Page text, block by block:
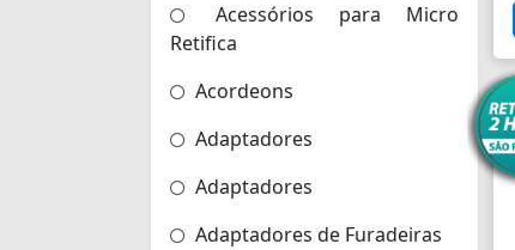
Acessórios para Micro
Retifica
Acordeons
Adaptadores
Adaptadores
Adaptadores de Furadeiras